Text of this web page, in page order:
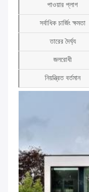
পাওয়ার প্লাগ
সর্বাধিক চার্জিং ক্ষমতা
তারের দৈর্ঘ্য
জলরোধী
নিয়ন্ত্রিত বর্তমান